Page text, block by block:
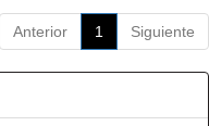
Anterior 1 Siguiente